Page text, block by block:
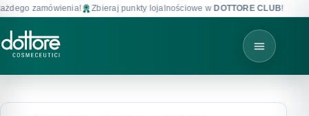
zamówienia! Zbieraj punkty lojalnościowe wDOTTORE CLUB!